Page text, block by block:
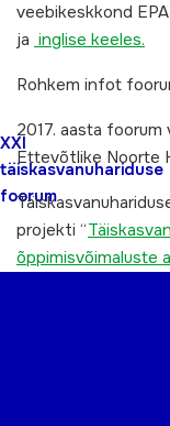
XXI
täiskasvanuhariduse
foorum
veebikeskkond
ja inglise keeles.
Rohkem infot
2017. aasta
Ettevõtlike Noorte
projekti “
õppimisvõimaluste